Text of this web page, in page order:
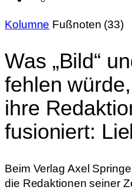
Kolumne Fußnoten (33)
Was „Bild“
fehlen
ihre
fusioniert:
Beim Verlag Axel
die Redaktionen seiner